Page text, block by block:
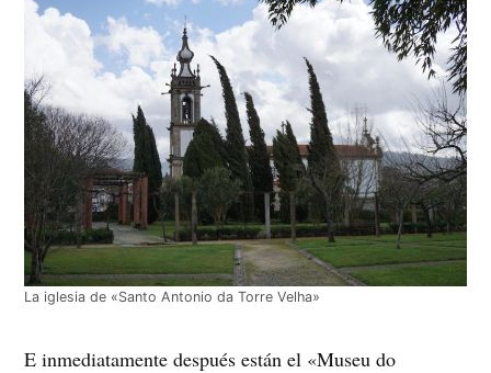
La iglesia de «Santo Antonio da Torre Velha»
E inmediatamente después están el «Museu do